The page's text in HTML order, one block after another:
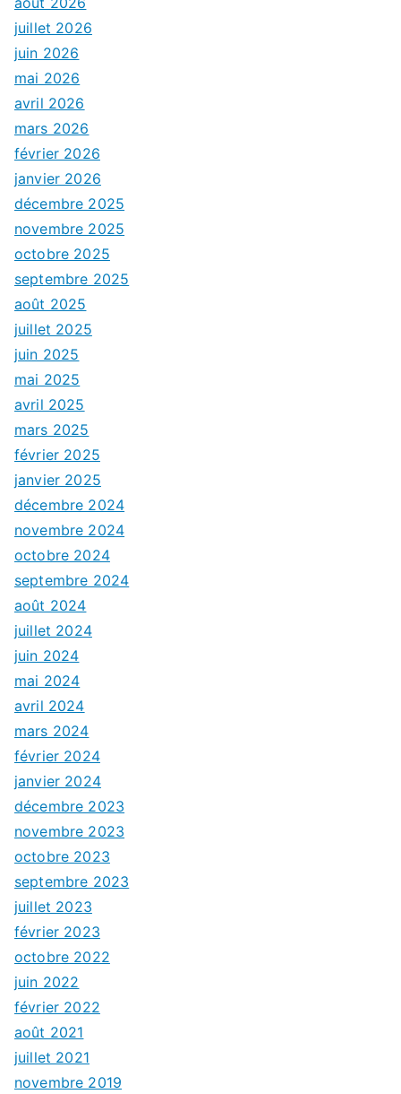
juillet 2026
juin 2026
mai 2026
avril 2026
mars 2026
février 2026
janvier 2026
décembre 2025
novembre 2025
octobre 2025
septembre 2025
août 2025
juillet 2025
juin 2025
mai 2025
avril 2025
mars 2025
février 2025
janvier 2025
décembre 2024
novembre 2024
octobre 2024
septembre 2024
août 2024
juillet 2024
juin 2024
mai 2024
avril 2024
mars 2024
février 2024
janvier 2024
décembre 2023
novembre 2023
octobre 2023
septembre 2023
juillet 2023
février 2023
octobre 2022
juin 2022
février 2022
août 2021
juillet 2021
novembre 2019